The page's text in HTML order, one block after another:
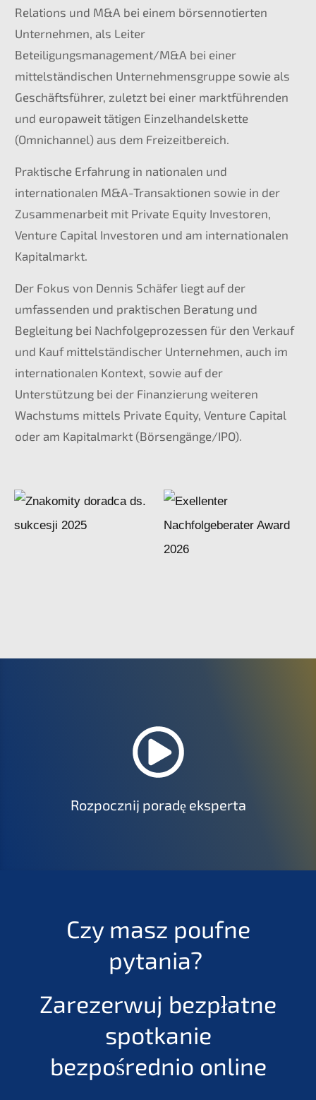
Relations und M&A bei einem börsennotierten
Unternehmen, als Leiter
Beteiligungsmanagement/M&A bei einer
mittelständischen Unternehmensgruppe sowie als
Geschäftsführer, zuletzt bei einer marktführenden
und europaweit tätigen Einzelhandelskette
(Omnichannel) aus dem Freizeitbereich.
Praktische Erfahrung in nationalen und
internationalen M&A-Transaktionen sowie in der
Zusammenarbeit mit Private Equity Investoren,
Venture Capital Investoren und am internationalen
Kapitalmarkt.
Der Fokus von Dennis Schäfer liegt auf der
umfassenden und praktischen Beratung und
Begleitung bei Nachfolgeprozessen für den Verkauf
und Kauf mittelständischer Unternehmen, auch im
internationalen Kontext, sowie auf der
Unterstützung bei der Finanzierung weiteren
Wachstums mittels Private Equity, Venture Capital
oder am Kapitalmarkt (Börsengänge/IPO).
Rozpocznij poradę eksperta
Czy masz poufne
pytania?
Zarezerwuj bezpłatne
spotkanie
bezpośrednio online